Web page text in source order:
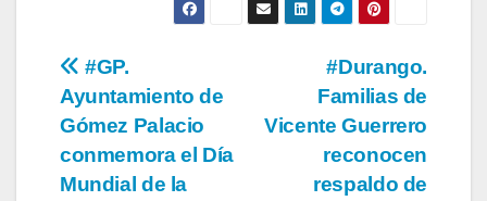
Navegación
de
entradas
#Durango.
Familias de
Vicente Guerrero
reconocen
respaldo de
#GP.
Ayuntamiento de
Gómez Palacio
conmemora el Día
Mundial de la